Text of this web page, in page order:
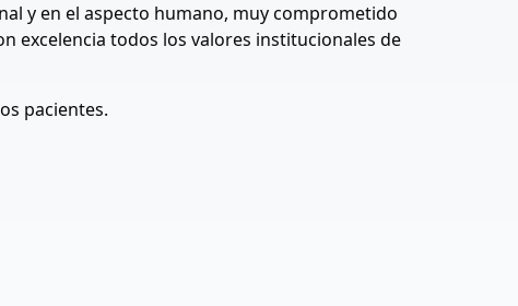
y en el aspecto humano, muy comprometido
excelencia todos los valores institucionales de
pacientes.